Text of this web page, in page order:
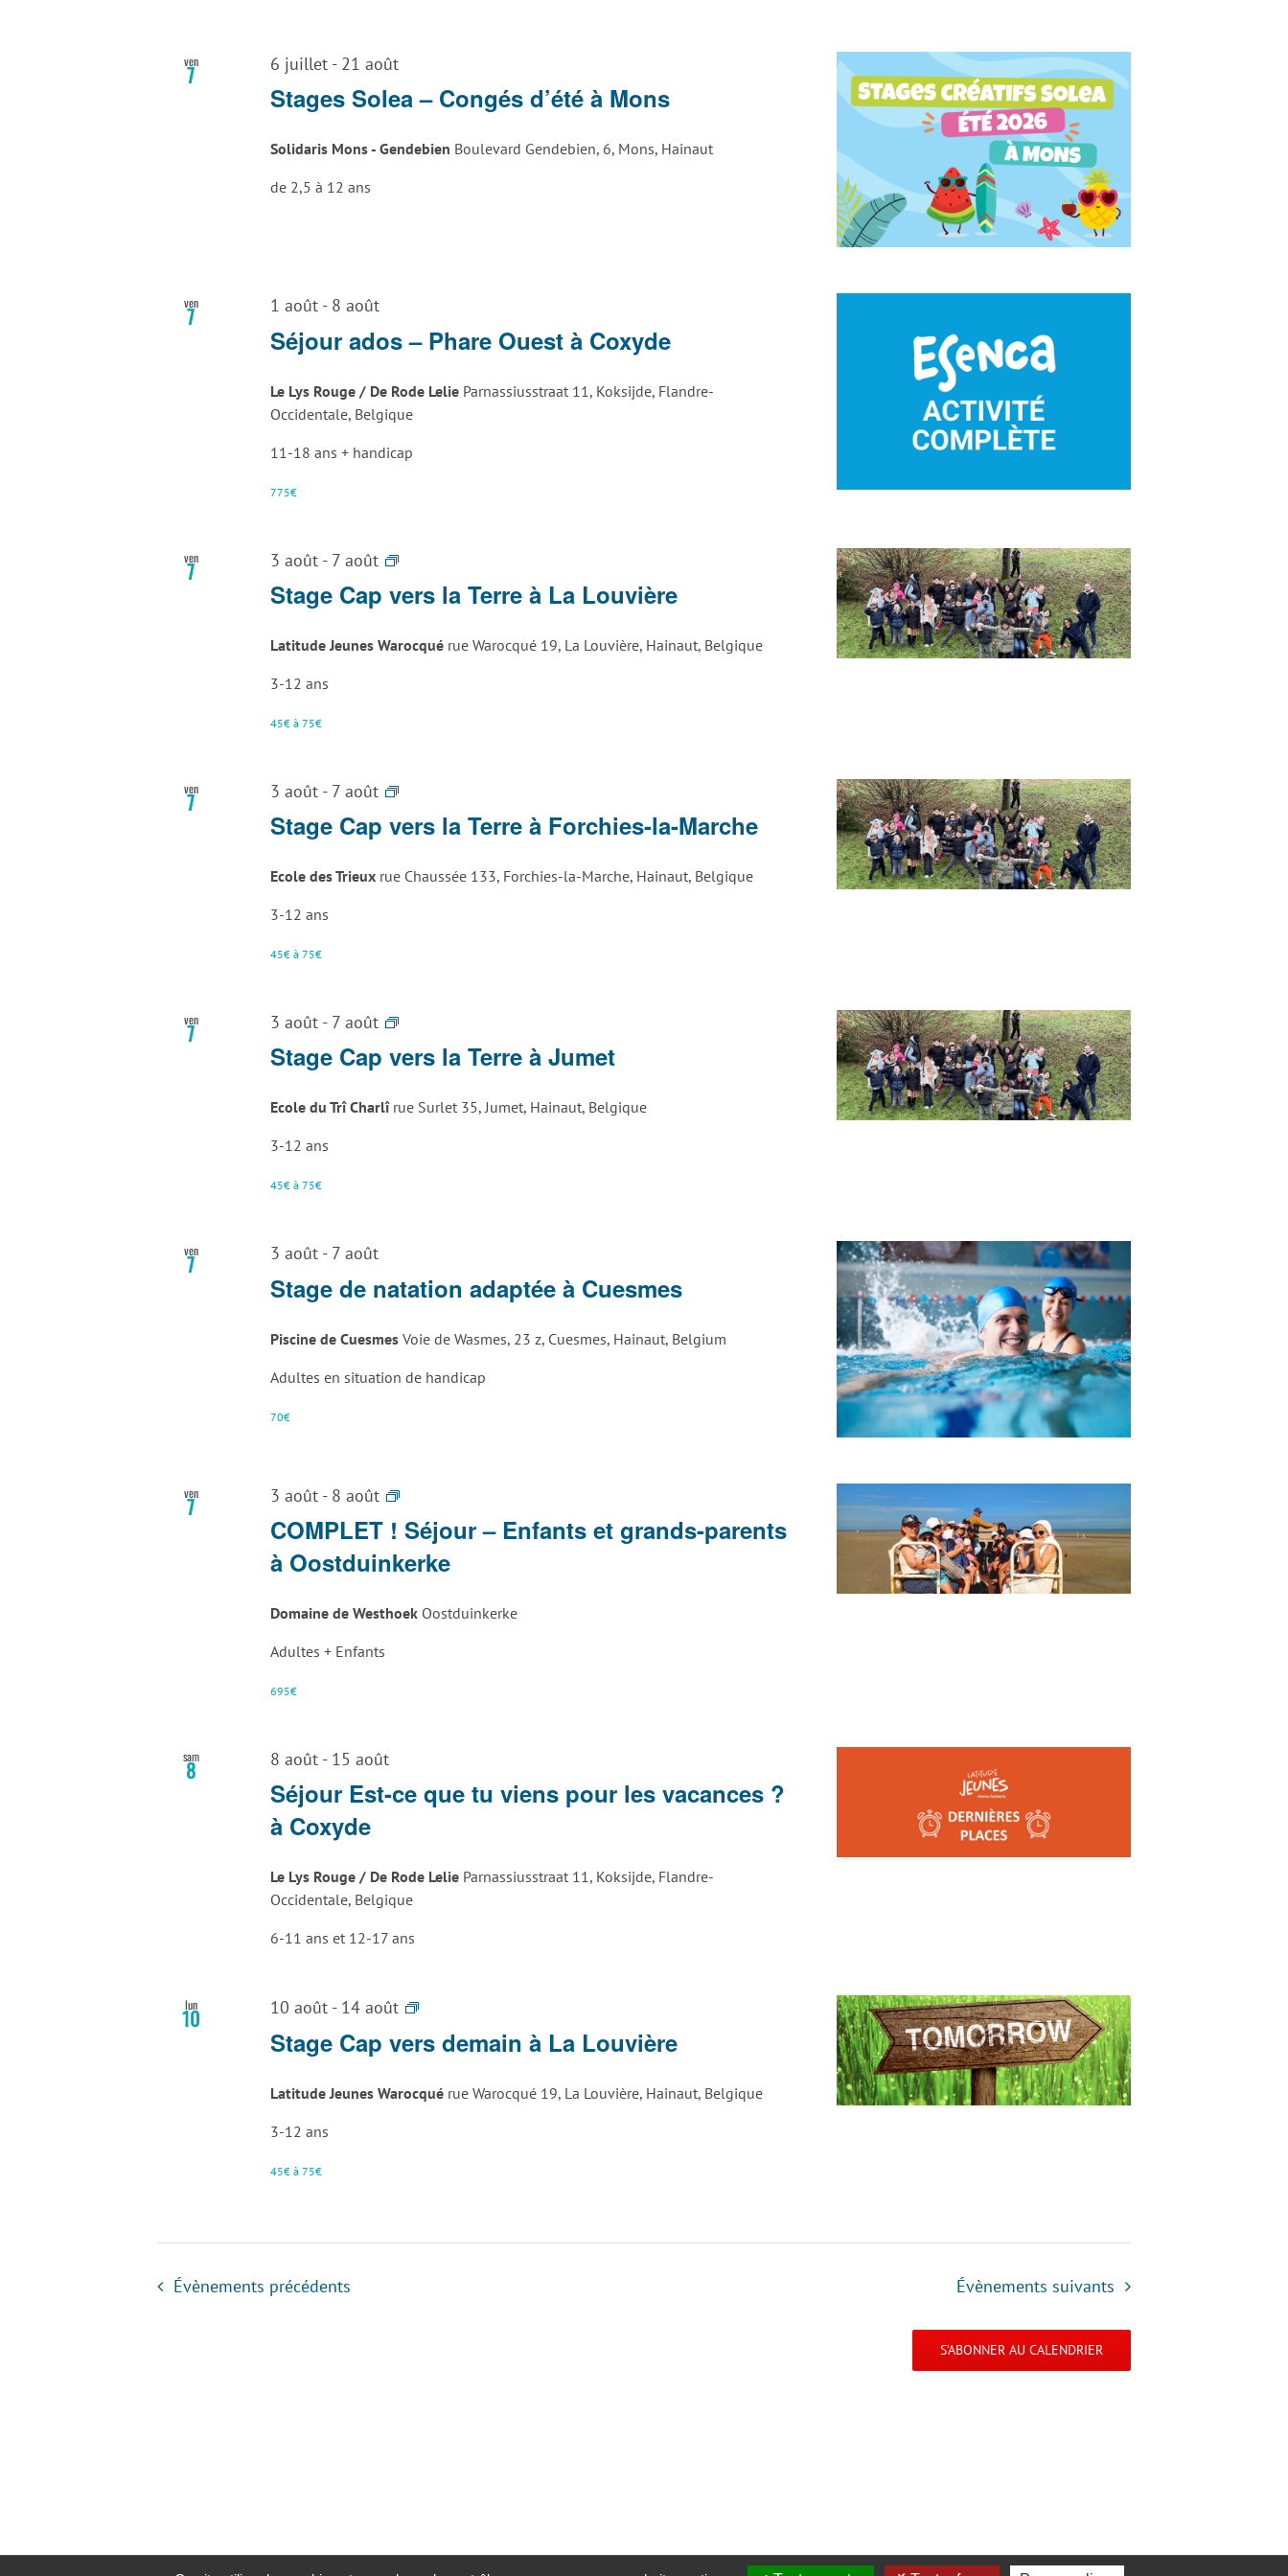
ven
7 6 juillet - 21 août
Stages Solea – Congés d’été à Mons
Solidaris Mons - Gendebien Boulevard Gendebien, 6, Mons, Hainaut
de 2,5 à 12 ans
ven
7 1 août - 8 août
Séjour ados – Phare Ouest à Coxyde
Le Lys Rouge / De Rode Lelie Parnassiusstraat 11, Koksijde, Flandre-
Occidentale, Belgique
11-18 ans + handicap
775€
ven
7 3 août - 7 août
Stage
Attack
Louvière
Stage Cap vers la Terre à La Louvière
Latitude Jeunes Warocqué rue Warocqué 19, La Louvière, Hainaut, Belgique
3-12 ans
45€ à 75€
ven
7 3 août - 7 août
Stage
Attack
Stage Cap vers la Terre à Forchies-la-Marche
Ecole des Trieux rue Chaussée 133, Forchies-la-Marche, Hainaut, Belgique
3-12 ans
45€ à 75€
ven
7 3 août - 7 août
Stage
Attack
Stage Cap vers la Terre à Jumet
Ecole du Trî Charlî rue Surlet 35, Jumet, Hainaut, Belgique
3-12 ans
45€ à 75€
ven
7 3 août - 7 août
Stage de natation adaptée à Cuesmes
Piscine de CuesmesVoie de Wasmes, 23 z, Cuesmes, Hainaut, Belgium
Adultes en situation de handicap
70€
ven
7 3 août - 8 août
Séjour
–
Enfants
et
parents
COMPLET ! Séjour – Enfants et grands-parents
à Oostduinkerke
Domaine de Westhoek Oostduinkerke
Adultes + Enfants
695€
sam
8 8 août - 15 août
Séjour Est-ce que tu viens pour les vacances ?
à Coxyde
Le Lys Rouge / De Rode Lelie Parnassiusstraat 11, Koksijde, Flandre-
Occidentale, Belgique
6-11 ans et 12-17 ans
lun
10 10 août - 14 août
Stage
Attack
Louvière
Stage Cap vers demain à La Louvière
Latitude Jeunes Warocqué rue Warocqué 19, La Louvière, Hainaut, Belgique
3-12 ans
45€ à 75€
Évènements précédents Évènements suivants
S’ABONNER AU CALENDRIER